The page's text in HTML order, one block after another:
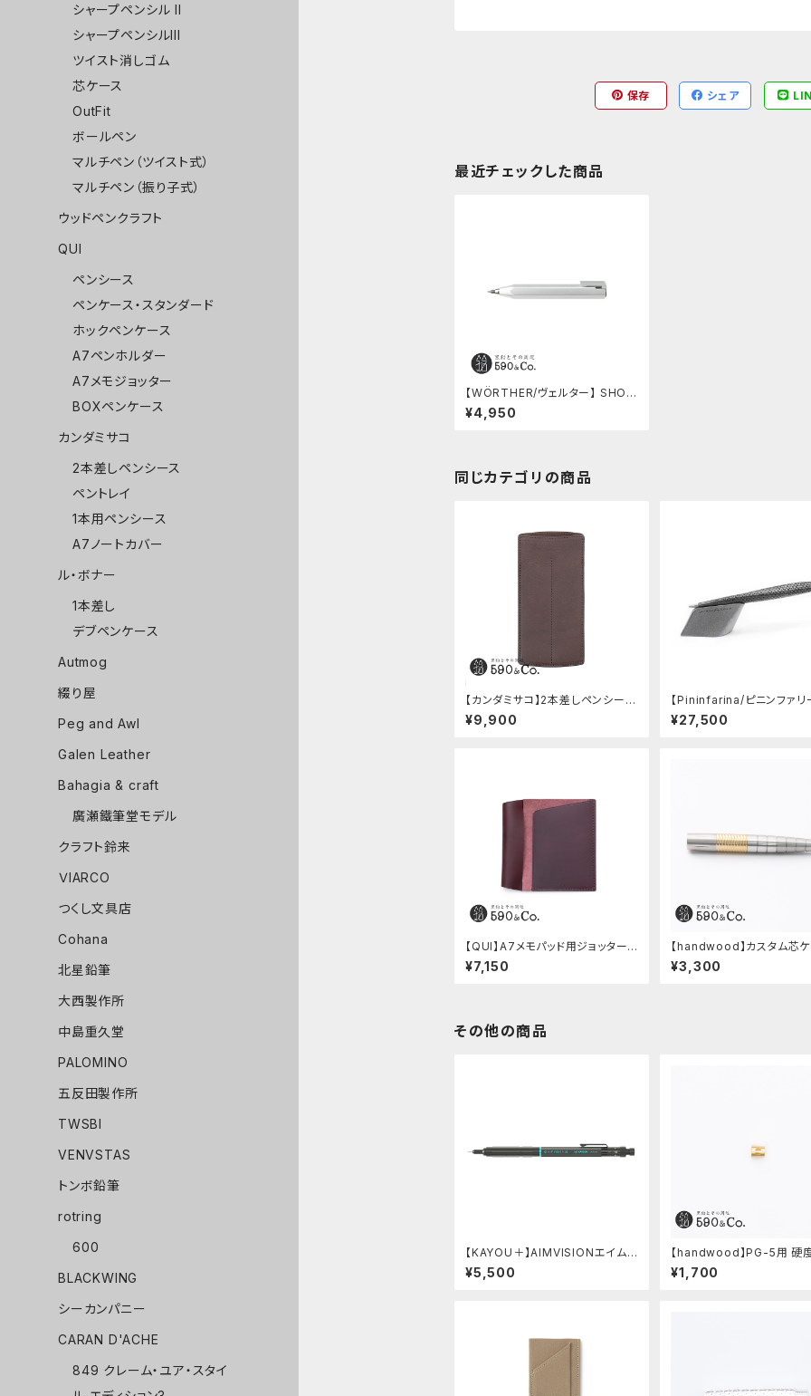
保存 シェア
最近チェックした商品
【WÖRTHER/ヴェルター】 SHOR
TY Aluminium 3.15ミリ芯ホルダ
ー
¥4,950
同じカテゴリの商品
【カンダミサコ】2本差しペンシー
ス・ミネルバボックス (カスターニ
ョ)
¥9,900
【Pininfarina/ピニンファリ
peedform (チタン)
¥27,500
【QUI】A7メモパッド用ジョッター・
ブッテーロ (ワイン)
¥7,150
【handwood】カスタム芯ケ
中間パーツ有り/Enjoy
テンレス)
¥3,300
その他の商品
【KAYOU＋】AIMVISIONエイムビ
ジョン (ストーンブラック)
¥5,500
【handwood】PG-5用 硬
窓 (真鍮/丸窓)
¥1,700
シャープペンシル II
シャープペンシルIII
ツイスト消しゴム
芯ケース
OutFit
ボールペン
マルチペン（ツイスト式）
マルチペン（振り子式）
ウッドペンクラフト
QUI
ペンシース
ペンケース・スタンダード
ホックペンケース
A7ペンホルダー
A7メモジョッター
BOXペンケース
カンダミサコ
2本差しペンシース
ペントレイ
1本用ペンシース
A7ノートカバー
ル・ボナー
1本差し
デブペンケース
Autmog
綴り屋
Peg and Awl
Galen Leather
Bahagia & craft
廣瀬鐵筆堂モデル
クラフト鈴来
ＶIARCO
つくし文具店
Cohana
北星鉛筆
大西製作所
中島重久堂
PALOMINO
五反田製作所
TWSBI
VENVSTAS
トンボ鉛筆
rotring
600
BLACKWING
シーカンパニー
CARAN D'ACHE
849 クレーム・ユア・スタイ